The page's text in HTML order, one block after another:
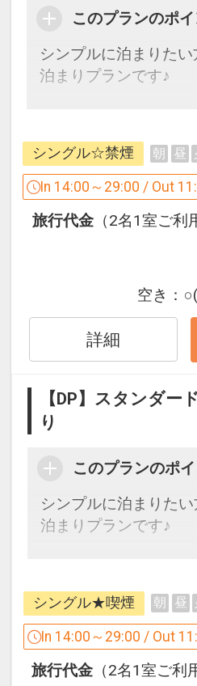
このプランのポイ
シンプルに泊まりた
泊まりプランです♪
〔客室〕
・全客室シモンズ社ポ
ド完備
・全客室 空気清浄機
・添い寝のお子様の
ジャマ・ハブラシ・
いません。
ご持参いただくか、
たします。
料で貸出しいたしま
・エキストラベッドは
幅にご注意ください。
〔朝食について〕
・こちらは朝食なしの
ントにてお申し込みく
朝食料金：1000円 ※
です。
シングル☆禁煙 朝 昼
In 14:00～29:00 / Out
旅行代金 （2名1室ご
空き： ○
詳細
【DP】スタンダ
り
このプランのポ
シンプルに泊まりた
泊まりプランです♪
〔客室〕
・全客室シモンズ社ポ
ド完備
・全客室 空気清浄機
シングル★喫煙 朝 昼
In 14:00～29:00 / Out
旅行代金 （2名1室ご